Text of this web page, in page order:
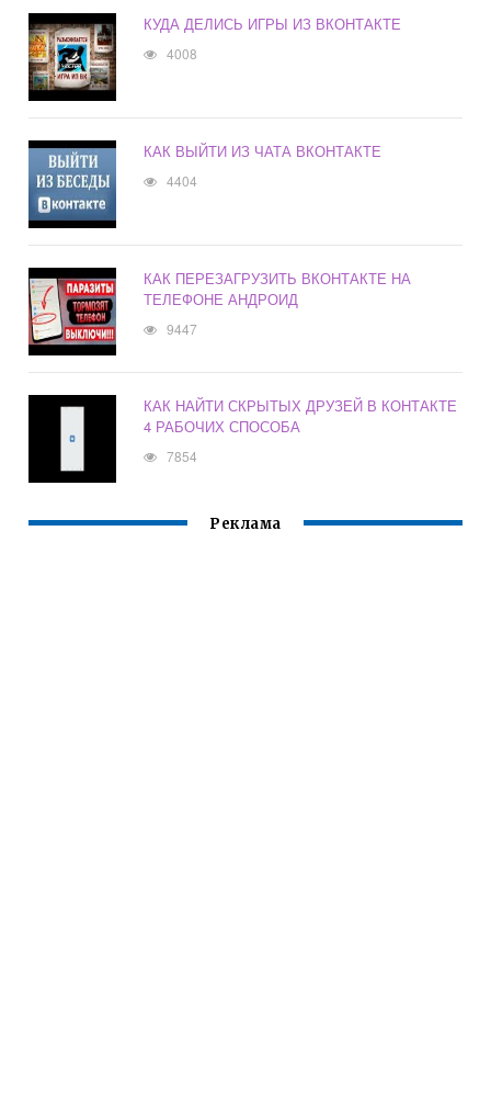
КУДА ДЕЛИСЬ ИГРЫ ИЗ ВКОНТАКТЕ
4008
КАК ВЫЙТИ ИЗ ЧАТА ВКОНТАКТЕ
4404
КАК ПЕРЕЗАГРУЗИТЬ ВКОНТАКТЕ НА
ТЕЛЕФОНЕ АНДРОИД
9447
КАК НАЙТИ СКРЫТЫХ ДРУЗЕЙ В КОНТАКТЕ
4 РАБОЧИХ СПОСОБА
7854
Реклама